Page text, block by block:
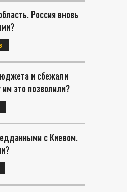
Россия вновь
и сбежали
это позволили?
с Киевом.